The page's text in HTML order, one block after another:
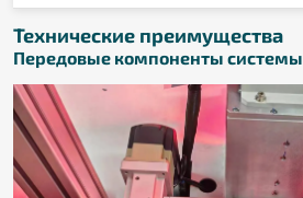
Технические преимущества
Передовые компоненты системы